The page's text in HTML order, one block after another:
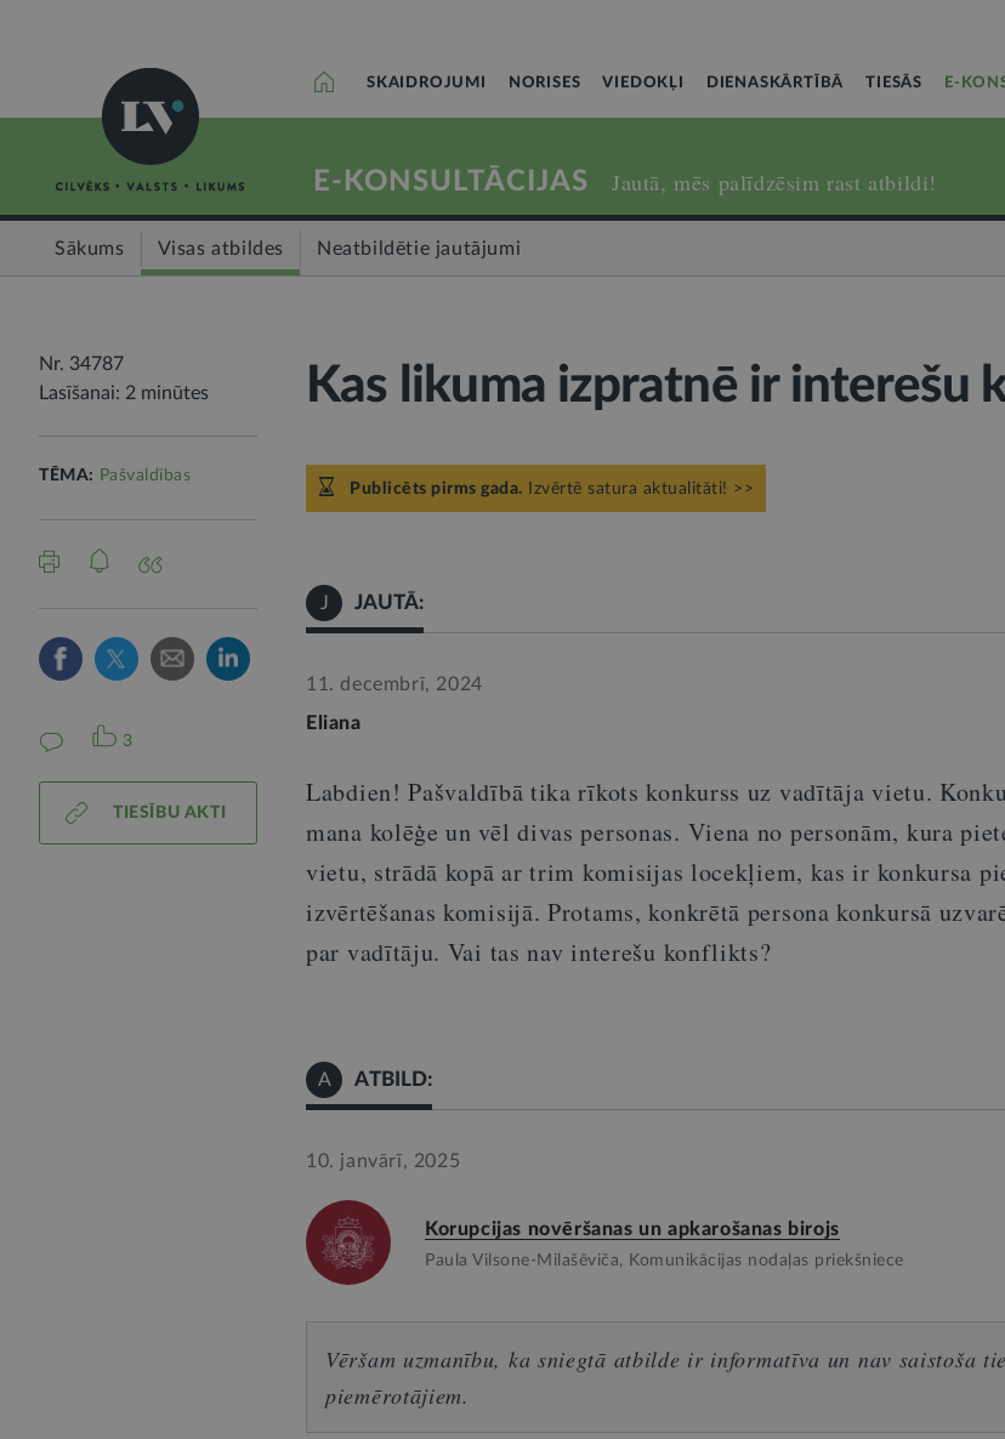
SKAIDROJUMI NORISES VIEDOKĻI DIENASKĀRTĪBĀ TIESĀS E-
E-KONSULTĀCIJAS Jautā, mēs palīdzēsim rast atbildi!
Sākums Visas atbildes Neatbildētie jautājumi
Nr. 34787
Lasīšanai: 2 minūtes
TĒMA: Pašvaldības
3
TIESĪBU AKTI
Kas likuma izpratnē ir interešu
Publicēts pirms gada. Izvērtē satura aktualitāti! >>
J JAUTĀ:
11. decembrī, 2024
Eliana
Labdien! Pašvaldībā tika rīkots konkurss uz vadītāja vietu.
mana kolēģe un vēl divas personas. Viena no personām, kura
vietu, strādā kopā ar trim komisijas locekļiem, kas ir konkursa
izvērtēšanas komisijā. Protams,konkrētā persona konkursā
par vadītāju. Vai tas nav interešu konflikts?
A ATBILD:
10. janvārī, 2025
Korupcijas novēršanas un apkarošanas birojs
Paula Vilsone-Milašēviča, Komunikācijas nodaļas priekšniece
Vēršam uzmanību, ka sniegtā atbilde ir informatīva un nav saistoša
piemērotājiem.